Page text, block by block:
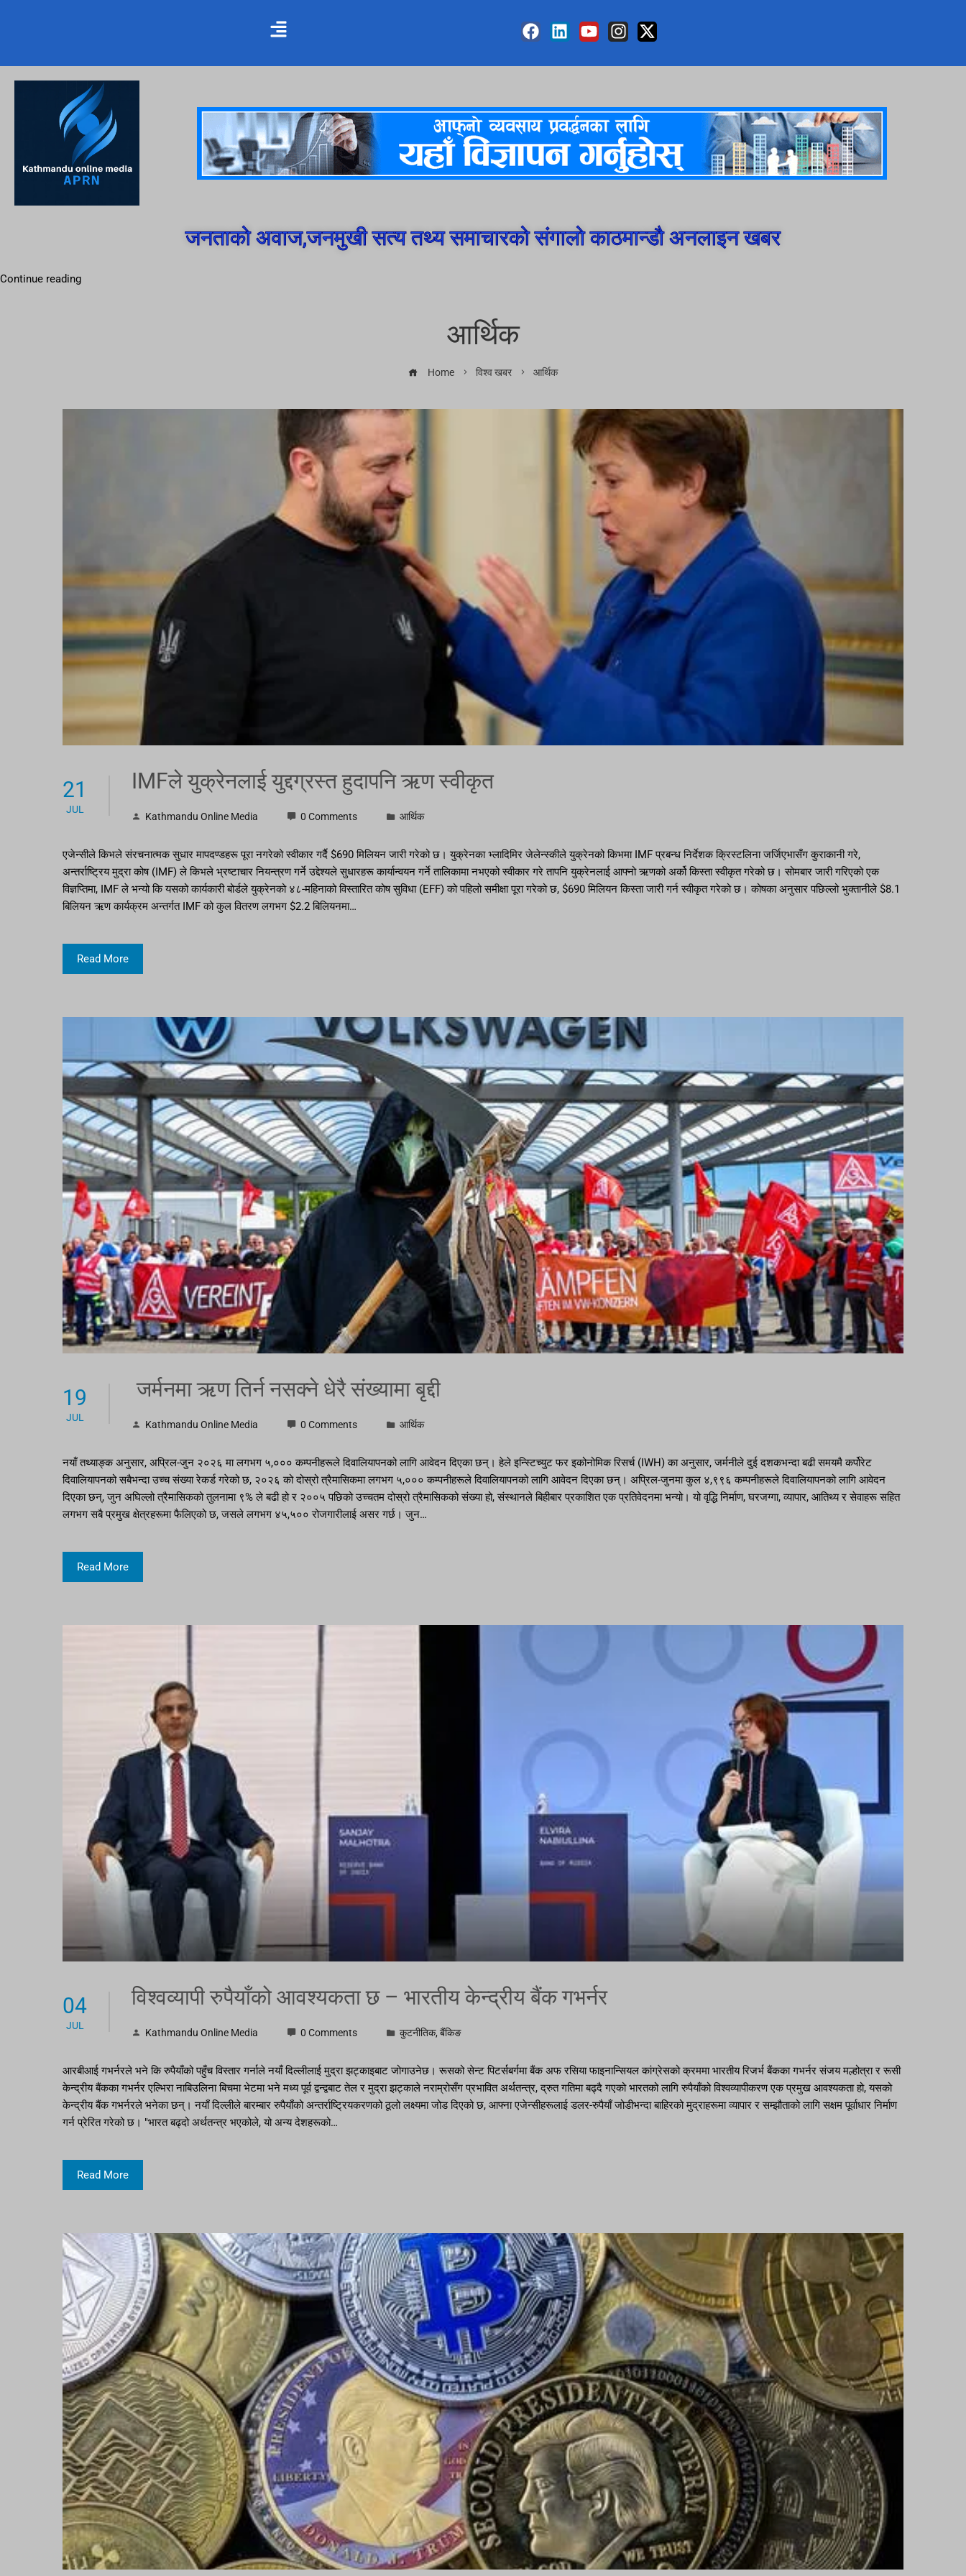
जनताको अवाज,जनमुखी सत्य तथ्य समाचारको संगालो काठमान्डौ अनलाइन खबर
Continue reading
आर्थिक
Home विश्व खबर आर्थिक
21
JUL
IMFले युक्रेनलाई युद्दग्रस्त हुदापनि ऋण स्वीकृत
Kathmandu Online Media 0 Comments आर्थिक
एजेन्सीले किभले संरचनात्मक सुधार मापदण्डहरू पूरा नगरेको स्वीकार गर्दै $690 मिलियन जारी गरेको छ। युक्रेनका भ्लादिमिर जेलेन्स्कीले युक्रेनको किभमा IMF प्रबन्ध निर्देशक क्रिस्टलिना जर्जिएभासँग कुराकानी गरे,
अन्तर्राष्ट्रिय मुद्रा कोष (IMF) ले किभले भ्रष्टाचार नियन्त्रण गर्ने उद्देश्यले सुधारहरू कार्यान्वयन गर्ने तालिकामा नभएको स्वीकार गरे तापनि युक्रेनलाई आफ्नो ऋणको अर्को किस्ता स्वीकृत गरेको छ। सोमबार जारी गरिएको एक
विज्ञप्तिमा, IMF ले भन्यो कि यसको कार्यकारी बोर्डले युक्रेनको ४८-महिनाको विस्तारित कोष सुविधा (EFF) को पहिलो समीक्षा पूरा गरेको छ, $690 मिलियन किस्ता जारी गर्न स्वीकृत गरेको छ। कोषका अनुसार पछिल्लो भुक्तानीले $8.1
बिलियन ऋण कार्यक्रम अन्तर्गत IMF को कुल वितरण लगभग $2.2 बिलियनमा…
Read More
19
JUL
जर्मनमा ऋण तिर्न नसक्ने धेरै संख्यामा बृद्दी
Kathmandu Online Media 0 Comments आर्थिक
नयाँ तथ्याङ्क अनुसार, अप्रिल-जुन २०२६ मा लगभग ५,००० कम्पनीहरूले दिवालियापनको लागि आवेदन दिएका छन्। हेले इन्स्टिच्युट फर इकोनोमिक रिसर्च (IWH) का अनुसार, जर्मनीले दुई दशकभन्दा बढी समयमै कर्पोरेट
दिवालियापनको सबैभन्दा उच्च संख्या रेकर्ड गरेको छ, २०२६ को दोस्रो त्रैमासिकमा लगभग ५,००० कम्पनीहरूले दिवालियापनको लागि आवेदन दिएका छन्। अप्रिल-जुनमा कुल ४,९९६ कम्पनीहरूले दिवालियापनको लागि आवेदन
दिएका छन्, जुन अघिल्लो त्रैमासिकको तुलनामा ९% ले बढी हो र २००५ पछिको उच्चतम दोस्रो त्रैमासिकको संख्या हो, संस्थानले बिहीबार प्रकाशित एक प्रतिवेदनमा भन्यो। यो वृद्धि निर्माण, घरजग्गा, व्यापार, आतिथ्य र सेवाहरू सहित
लगभग सबै प्रमुख क्षेत्रहरूमा फैलिएको छ, जसले लगभग ४५,५०० रोजगारीलाई असर गर्छ। जुन…
Read More
04
JUL
विश्वव्यापी रुपैयाँको आवश्यकता छ – भारतीय केन्द्रीय बैंक गभर्नर
Kathmandu Online Media 0 Comments कुटनीतिक, बैंकिङ
आरबीआई गभर्नरले भने कि रुपैयाँको पहुँच विस्तार गर्नाले नयाँ दिल्लीलाई मुद्रा झट्काइबाट जोगाउनेछ। रूसको सेन्ट पिटर्सबर्गमा बैंक अफ रसिया फाइनान्सियल कांग्रेसको क्रममा भारतीय रिजर्भ बैंकका गभर्नर संजय मल्होत्रा ​​र रूसी
केन्द्रीय बैंकका गभर्नर एल्भिरा नाबिउलिना बिचमा भेटमा भने मध्य पूर्व द्वन्द्वबाट तेल र मुद्रा झट्काले नराम्रोसँग प्रभावित अर्थतन्त्र, द्रुत गतिमा बढ्दै गएको भारतको लागि रुपैयाँको विश्वव्यापीकरण एक प्रमुख आवश्यकता हो, यसको
केन्द्रीय बैंक गभर्नरले भनेका छन्। नयाँ दिल्लीले बारम्बार रुपैयाँको अन्तर्राष्ट्रियकरणको ठूलो लक्ष्यमा जोड दिएको छ, आफ्ना एजेन्सीहरूलाई डलर-रुपैयाँ जोडीभन्दा बाहिरको मुद्राहरूमा व्यापार र सम्झौताको लागि सक्षम पूर्वाधार निर्माण
गर्न प्रेरित गरेको छ। "भारत बढ्दो अर्थतन्त्र भएकोले, यो अन्य देशहरूको…
Read More